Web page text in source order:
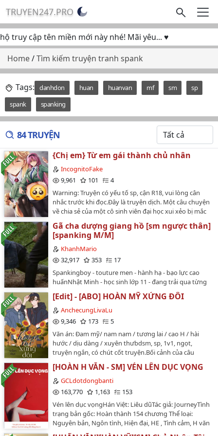
TRUYEN247.PRO
cập tên miền mới này nhé! Mãi yêu... ♥
Home/Tìm kiếm truyện tranh spank
Tags: danhdon huan huanvan mf sm
sp
spank
spanking
84 TRUYỆN
{Chị em} Từ em gái thành chủ nhân
IncognitoFake
9,961
101
4
Warning: Truyện có yếu tố sp, cận R18, vui lòng cân
nhắc trước khi đọc.Đây là truyện dịch. Một câu chuyện
về chia sẻ của một cô sinh viên đại học xui xẻo bị mắc
phải trải qua những tháng ngày bị hành hạ (cũng có
sướng, nhưng càng về sau thì càng đau) bởi cô 'em gái'
ác ma này. Truyện có yếu tố spanking khá nặng, cân
nhắc trước khi đọc. Ảnh bìa chỉ mang tính chất minh
truyện.Tranh của "神楽優人", hãy lên pixiv ủng hộ tác
giả nhé, cũng có nhiều tranh sp lắm…
Gã cha dượng giang hồ [sm ngược thân]
[spanking M/M]
KhanhMario
32,917
353
17
Spankingboy - touture men - hành hạ - bạo lực cao
huấnNhật Minh - học sinh lớp 11 - đang trải qua từng
ngày địa ngục như trong doanh trại. Cậu sống cùng
ông Hùng - cha dượng, một tên "giang hồ số má" nói
một là một, hai là ăn đòn. Lão Hùng cực kì thích hành
hạ và luôn tìm cớ đánh đập, sỉ nhục Minh.…
[Edit] - [ABO] HOÀN MỸ XỨNG ĐÔI
AnchecungLivaLu
9,346
173
5
Văn án: Đam mỹ/ nam nam / tương lai / cao H / hài
hước / dịu dàng / xuyên thưbdsm, sp, 1v1, ngọt,
truyện ngắn, có chút cốt truyện.Bối cảnh của câu
chuyện là giữa các vì sao trong tương lai, cốt truyện
viết về tình tiết trước khi xuyên sách thụ là người
trong giới giải trí, làm cho một bá đạo tổng giám đốc
đệ nhất ngành giải trí. Đây là lần đầu tiên tôi thử sức
cả các độc giả sẽ thích nó.CP: Trung khuyển sĩ quan với
vẻ ngoài lạnh lùng Alpha và trước đó là • đại minh tinh
nổi tiếng • sau là tổng giám đốc lười nhác Omega Về
[HOÀN H VĂN - SM] VÉN LÊN DỤC VỌNG
GCLdotdongbanti
163,770
1,163
153
Vén lên dục vọngHán Việt: Liêu dũTác giả: JourneyTình
trạng bản gốc: Hoàn thành 154 chương Thể loại:
Nguyên bản, Ngôn tình, Hiện đại, HE , Tình cảm, H văn
, Ngọt sủng, Niên thượng SM , Đô thị tình duyên, Trâu